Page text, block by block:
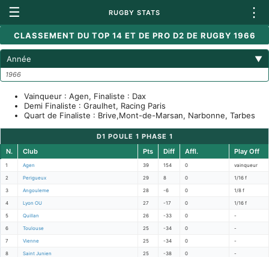
☰ RUGBY STATS ⋮
CLASSEMENT DU TOP 14 ET DE PRO D2 DE RUGBY 1966
Année ▼
1966
Vainqueur : Agen, Finaliste : Dax
Demi Finaliste : Graulhet, Racing Paris
Quart de Finaliste : Brive,Mont-de-Marsan, Narbonne, Tarbes
D1 POULE 1 PHASE 1
N.
Club Pts Diff Affl. Play Off
1 Agen 39 154 0 vainqueur
2 Perigueux 29 8 0 1/16 f
3 Angouleme 28 -6 0 1/8 f
4 Lyon OU 27 -17 0 1/16 f
5 Quillan 26 -33 0 -
6 Toulouse 25 -34 0 -
7 Vienne 25 -34 0 -
8 Saint Junien 25 -38 0 -